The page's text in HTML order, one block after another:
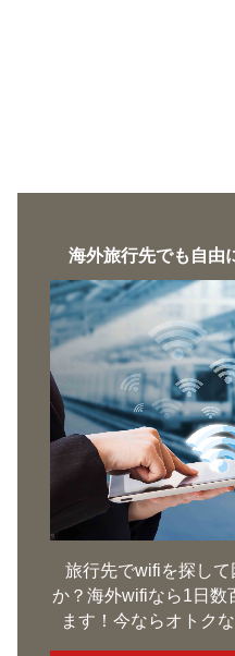
海外旅行先でも自由
旅行先でwifiを探し
か？海外wifiなら1日数
ます！今ならオトク